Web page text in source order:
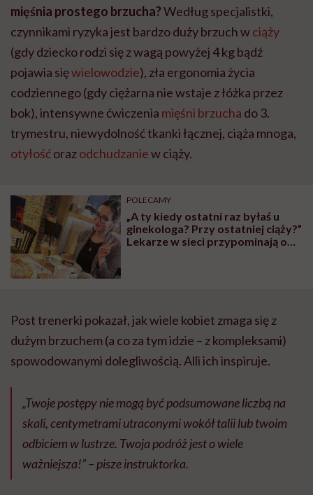
mięśnia prostego brzucha?Według specjalistki,
czynnikami ryzyka jest bardzo duży brzuch wciąży
(gdy dziecko rodzi się z wagą powyżej 4 kg bądź
pojawia sięwielowodzie), zła ergonomia życia
codziennego (gdy ciężarna nie wstaje z łóżka przez
bok), intensywne ćwiczenia mięśni brzucha do 3.
trymestru, niewydolność tkanki łącznej, ciąża mnoga,
otyłośćorazodchudzaniew ciąży.
POLECAMY
„A ty kiedy ostatni raz byłaś u
ginekologa? Przy ostatniej ciąży?”
Lekarze w sieci przypominają o
Post trenerki pokazał, jak wiele kobiet zmaga się z
dużym brzuchem (a co za tym idzie – z kompleksami)
spowodowanymi dolegliwością. Alli ich inspiruje.
„Twoje postępy nie mogą być podsumowane liczbą na
skali, centymetrami utraconymi wokół talii lub twoim
odbiciem w lustrze. Twoja podróż jest o wiele
ważniejsza!” – pisze instruktorka.